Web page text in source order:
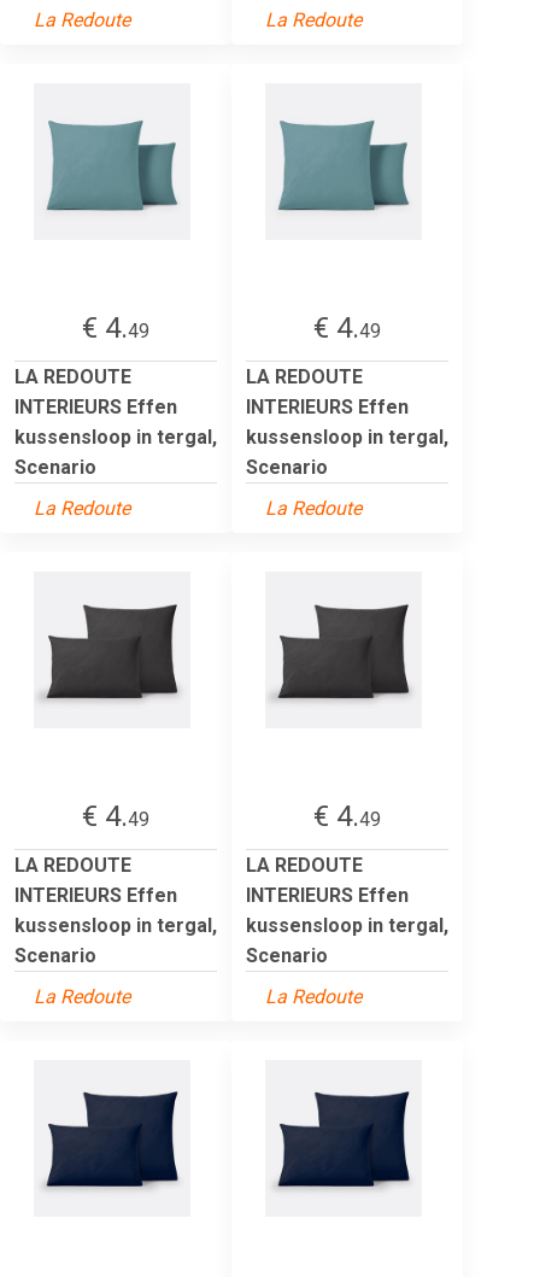
La Redoute
La Redoute
€ 4.49
LA REDOUTE
INTERIEURS Effen
kussensloop in tergal,
Scenario
La Redoute
€ 4.49
LA REDOUTE
INTERIEURS Effen
kussensloop in tergal,
Scenario
La Redoute
€ 4.49
LA REDOUTE
INTERIEURS Effen
kussensloop in tergal,
Scenario
La Redoute
€ 4.49
LA REDOUTE
INTERIEURS Effen
kussensloop in tergal,
Scenario
La Redoute